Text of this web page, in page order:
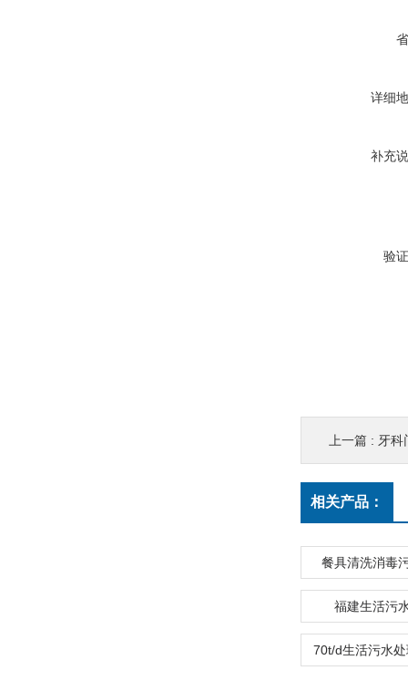
详细
补充
验
上一篇 : 牙科
相关产品：
餐具清洗消毒
福建生活污
70t/d生活污水